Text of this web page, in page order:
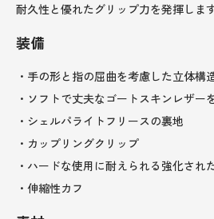
耐久性と優れたグリップ力を発揮します
装備
・手の形と指の屈曲を考慮した立体構
・ソフトで丈夫なゴートスキンレザー
・シェルパライトフリースの裏地
・カップリングクリップ
・ハードな使用に耐えられる強化され
・伸縮性カフ